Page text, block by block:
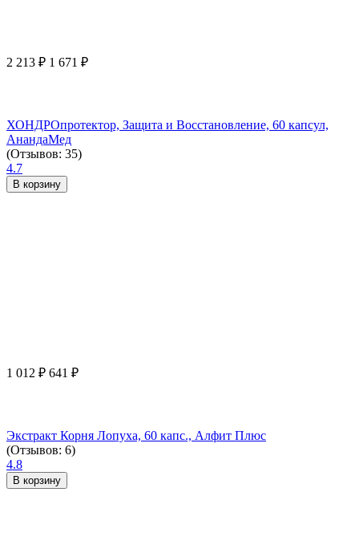
2 213 ₽ 1 671 ₽
ХОНДРОпротектор, Защита и Восстановление, 60 капсул,
АнандаМед
(Отзывов: 35)
4.7
В корзину
1 012 ₽ 641 ₽
Экстракт Корня Лопуха, 60 капс., Алфит Плюс
(Отзывов: 6)
4.8
В корзину